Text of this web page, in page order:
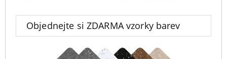
Objednejte si ZDARMA vzorky barev